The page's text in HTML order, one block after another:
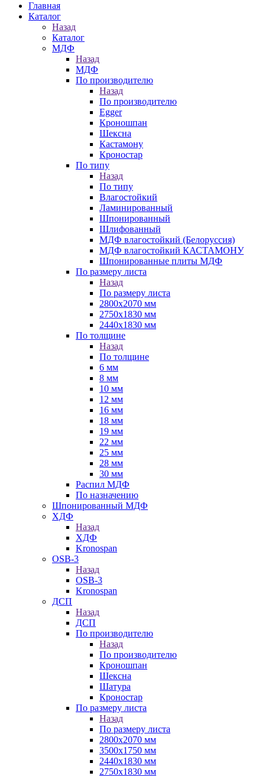
Главная
Каталог
Назад
Каталог
МДФ
Назад
МДФ
По производителю
Назад
По производителю
Egger
Кроношпан
Шексна
Кастамону
Кроностар
По типу
Назад
По типу
Влагостойкий
Ламинированный
Шпонированный
Шлифованный
МДФ влагостойкий (Белоруссия)
МДФ влагостойкий КАСТАМОНУ
Шпонированные плиты МДФ
По размеру листа
Назад
По размеру листа
2800х2070 мм
2750х1830 мм
2440х1830 мм
По толщине
Назад
По толщине
6 мм
8 мм
10 мм
12 мм
16 мм
18 мм
19 мм
22 мм
25 мм
28 мм
30 мм
Распил МДФ
По назначению
Шпонированный МДФ
ХДФ
Назад
ХДФ
Kronospan
OSB-3
Назад
OSB-3
Kronospan
ДСП
Назад
ДСП
По производителю
Назад
По производителю
Кроношпан
Шексна
Шатура
Кроностар
По размеру листа
Назад
По размеру листа
2800х2070 мм
3500х1750 мм
2440х1830 мм
2750х1830 мм